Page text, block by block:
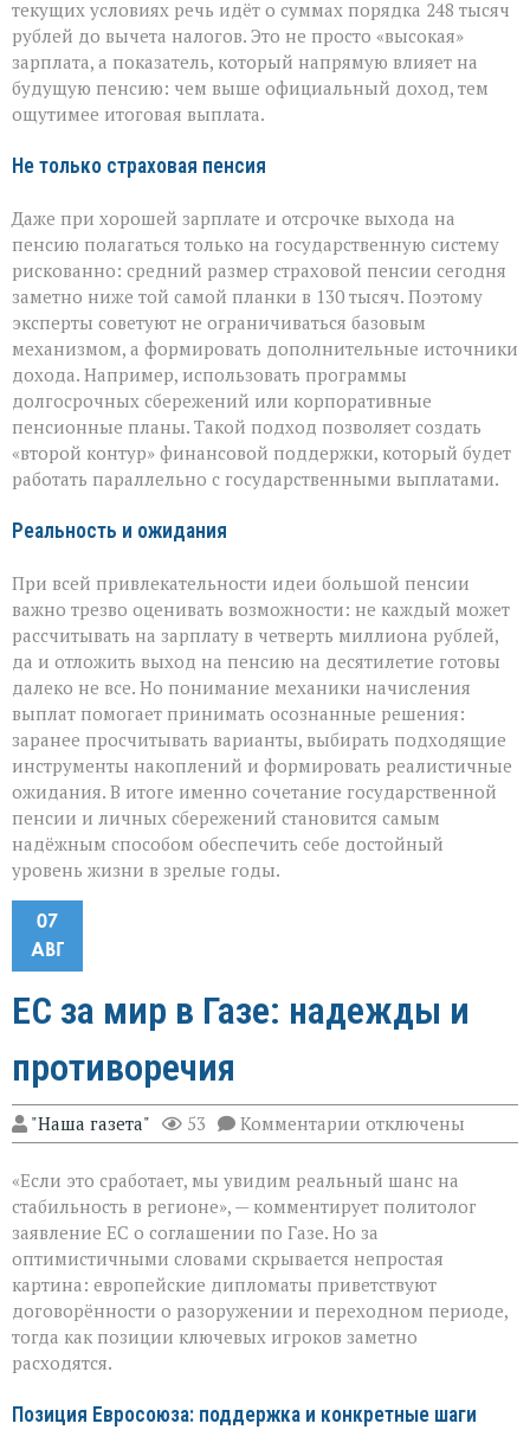
текущих условиях речь идёт о суммах порядка 248 тысяч
рублей до вычета налогов. Это не просто «высокая»
зарплата, а показатель, который напрямую влияет на
будущую пенсию: чем выше официальный доход, тем
ощутимее итоговая выплата.
Не только страховая пенсия
Даже при хорошей зарплате и отсрочке выхода на
пенсию полагаться только на государственную систему
рискованно: средний размер страховой пенсии сегодня
заметно ниже той самой планки в 130 тысяч. Поэтому
эксперты советуют не ограничиваться базовым
механизмом, а формировать дополнительные источники
дохода. Например, использовать программы
долгосрочных сбережений или корпоративные
пенсионные планы. Такой подход позволяет создать
«второй контур» финансовой поддержки, который будет
работать параллельно с государственными выплатами.
Реальность и ожидания
При всей привлекательности идеи большой пенсии
важно трезво оценивать возможности: не каждый может
рассчитывать на зарплату в четверть миллиона рублей,
да и отложить выход на пенсию на десятилетие готовы
далеко не все. Но понимание механики начисления
выплат помогает принимать осознанные решения:
заранее просчитывать варианты, выбирать подходящие
инструменты накоплений и формировать реалистичные
ожидания. В итоге именно сочетание государственной
пенсии и личных сбережений становится самым
надёжным способом обеспечить себе достойный
уровень жизни в зрелые годы.
07
АВГ
ЕС за мир в Газе: надежды и
противоречия
"Наша газета" 53 Комментарии к
записи
за
мир
Газе:
надежды
и
противоречия
отключены
«Если это сработает, мы увидим реальный шанс на
стабильность в регионе», — комментирует политолог
заявление ЕС о соглашении по Газе. Но за
оптимистичными словами скрывается непростая
картина: европейские дипломаты приветствуют
договорённости о разоружении и переходном периоде,
тогда как позиции ключевых игроков заметно
расходятся.
Позиция Евросоюза: поддержка и конкретные шаги